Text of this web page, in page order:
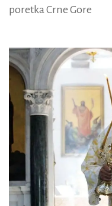
poretka Crne Gore